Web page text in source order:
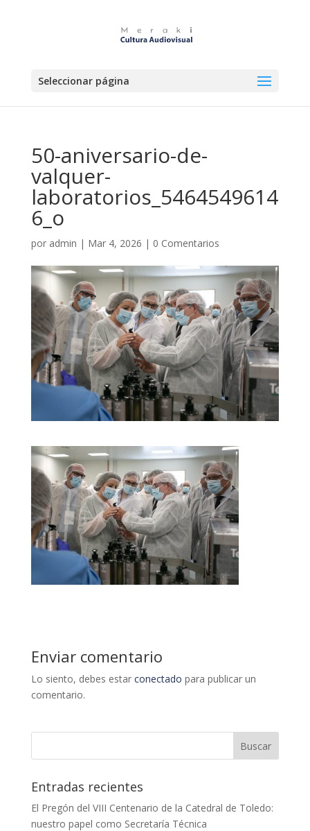
Seleccionar página
50-aniversario-de-
valquer-
laboratorios_5464549614
6_o
por admin | Mar 4, 2026 | 0 Comentarios
Enviar comentario
Lo siento, debes estar conectado para publicar un
comentario.
Entradas recientes
El Pregón del VIII Centenario de la Catedral de Toledo:
nuestro papel como Secretaría Técnica